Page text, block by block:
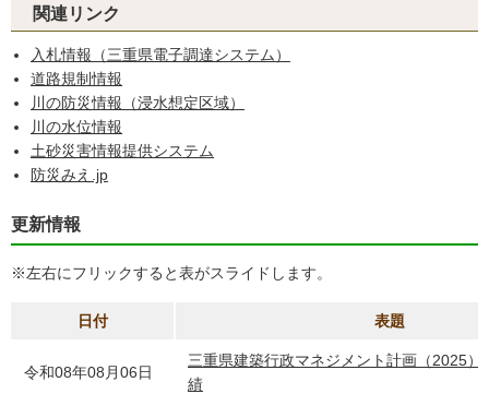
関連リンク
入札情報（三重県電子調達システム）
道路規制情報
川の防災情報（浸水想定区域）
川の水位情報
土砂災害情報提供システム
防災みえ.jp
更新情報
※左右にフリックすると表がスライドします。
日付 表題
令和08年08月06日
三重県建築行政マネジメント計画（2025）
績